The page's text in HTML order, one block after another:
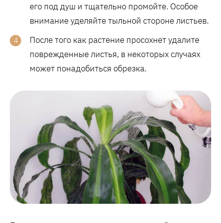
его под душ и тщательно промойте. Особое
внимание уделяйте тыльной стороне листьев.
После того как растение просохнет удалите
поврежденные листья, в некоторых случаях
может понадобиться обрезка.